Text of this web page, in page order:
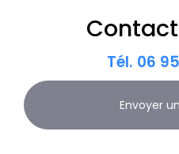
Tél. 06
Envoyer